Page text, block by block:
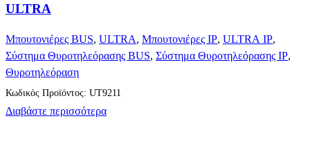
ULTRA
Μπουτονιέρες BUS, ULTRA, Μπουτονιέρες IP, ULTRA IP,
Σύστημα Θυροτηλεόρασης BUS, Σύστημα Θυροτηλεόρασης IP,
Θυροτηλεόραση
Διαβάστε περισσότερα
Κωδικός Προϊόντος: UT9211